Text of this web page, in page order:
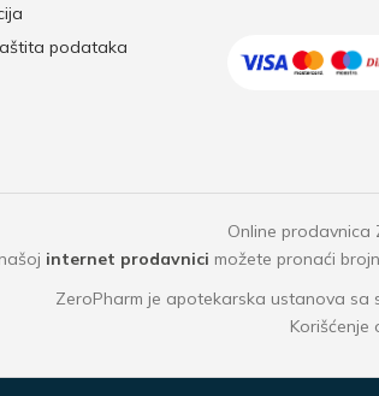
podataka
Online prodavnica
internet prodavnici možete pronaći
ZeroPharm je apotekarska ustanova sa
Korišćenje